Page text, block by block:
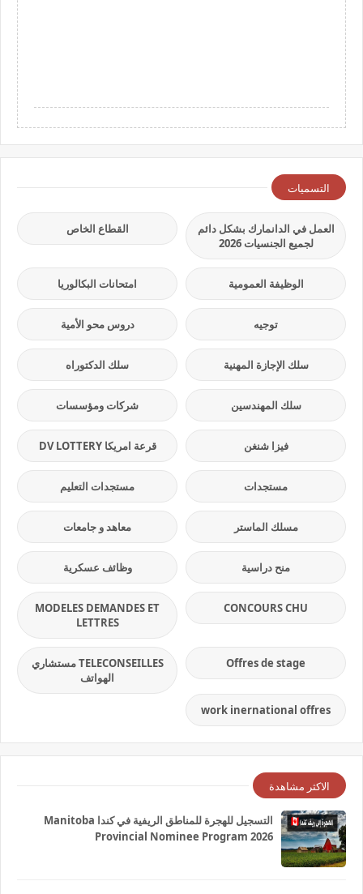
التسميات
العمل في الدانمارك بشكل دائم
لجميع الجنسيات 2026
القطاع الخاص
الوظيفة العمومية امتحانات البكالوريا
توجيه دروس محو الأمية
سلك الإجازة المهنية سلك الدكتوراه
سلك المهندسين شركات ومؤسسات
فيزا شنغن قرعة امريكا DV LOTTERY
مستجدات مستجدات التعليم
مسلك الماستر معاهد و جامعات
منح دراسية وظائف عسكرية
CONCOURS CHU
MODELES DEMANDES ET
LETTRES
Offres de stage
TELECONSEILLES مستشاري
الهواتف
work inernational offres
الاكثر مشاهدة
التسجيل للهجرة للمناطق الريفية في كندا Manitoba
Provincial Nominee Program 2026